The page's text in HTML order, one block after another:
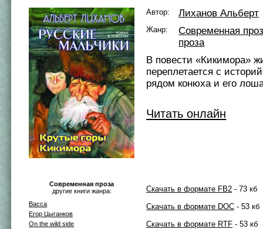
Современная проза
другие книги жанра:
Васса
Егор Цыганков
On the wild side
Автор: Лиханов Альберт
Жанр:
Современная
проза
В повести «Кикимора»
переплетается с
рядом конюха и его
Читать онлайн
Скачать в формате FB2 - 73 кб
Скачать в формате DOC - 53 кб
Скачать в формате RTF - 53 кб